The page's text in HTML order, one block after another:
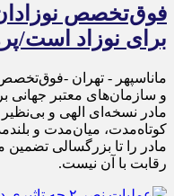
فوق‌تخصص
برای نوزاد است/
ماناسپهر - تهران -فوق‌تخصص
و سازمان‌های معتبر جهانی
مادر نسخه‌ای الهی و
کوتاه‌مدت، میان‌مدت و
مادر را تا بزرگسالی
رقابت با آن نیست.